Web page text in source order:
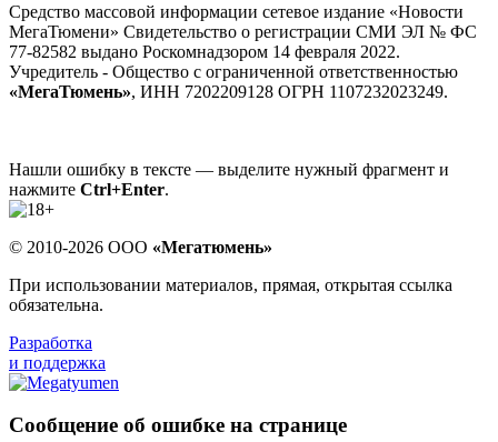
Средство массовой информации сетевое издание «Новости
МегаТюмени» Свидетельство о регистрации СМИ ЭЛ № ФС
77-82582 выдано Роскомнадзором 14 февраля 2022.
Учредитель - Общество с ограниченной ответственностью
«МегаТюмень», ИНН 7202209128 ОГРН 1107232023249.
Нашли ошибку в тексте — выделите нужный фрагмент и
нажмите Ctrl+Enter.
© 2010-2026 ООО «Мегатюмень»
При использовании материалов, прямая, открытая ссылка
обязательна.
Разработка
и поддержка
Сообщение об ошибке на странице